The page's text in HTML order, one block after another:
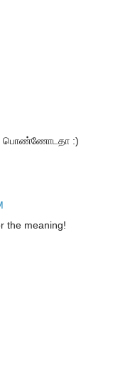
பொண்ணோடதா :)
the meaning!